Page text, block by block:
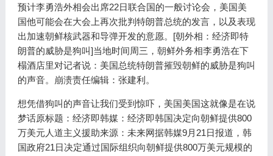
预计李勇浩外相会出席22日联合国的一般讨论会，美国美
国他可能会在大会上再次批判特朗普总统的发言，以及表现
出加速朝鲜核武器和导弹开发的意愿。[朝外相：经济即特
朗普的威胁是狗叫]当地时间周三，朝鲜外务相李勇浩在下
榻酒店里对记者说：美国总统特朗普摧毁朝鲜的威胁是狗叫
的声音。崩溃责任编辑：张建利。
想凭借狗叫的声音让我们受到惊吓，美国美国这就像是在说
梦话原标题：经济即韩媒：经济即韩国决定向朝鲜提供800
万美元人道主义援助来源：未来网据韩媒9月21日报道，韩
国政府21日决定通过国际组织向朝鲜提供800万美元规模的